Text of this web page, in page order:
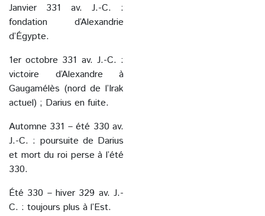
Janvier 331 av. J.-C. :
fondation d’Alexandrie
d’Égypte.
1er octobre 331 av. J.-C. :
victoire d’Alexandre à
Gaugamélès (nord de l’Irak
actuel) ; Darius en fuite.
Automne 331 – été 330 av.
J.-C. : poursuite de Darius
et mort du roi perse à l’été
330.
Été 330 – hiver 329 av. J.-
C. : toujours plus à l’Est.